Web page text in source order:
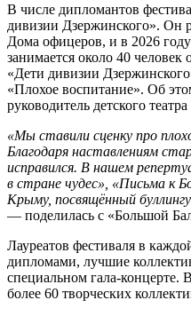
В числе дипломантов
дивизии Дзержинского». Он
Дома офицеров, и в 2026
занимается около 40 человек
«Дети дивизии
«Плохое воспитание». Об
руководитель детского
«Мы ставили сценку про
Благодаря наставлениям
исправился. В нашем
в стране чудес», «Письма к
Крыму, посвящённый
— поделилась с «Большой
Лауреатов фестиваля в
дипломами, лучшие
специальном гала-концерте.
более 60 творческих